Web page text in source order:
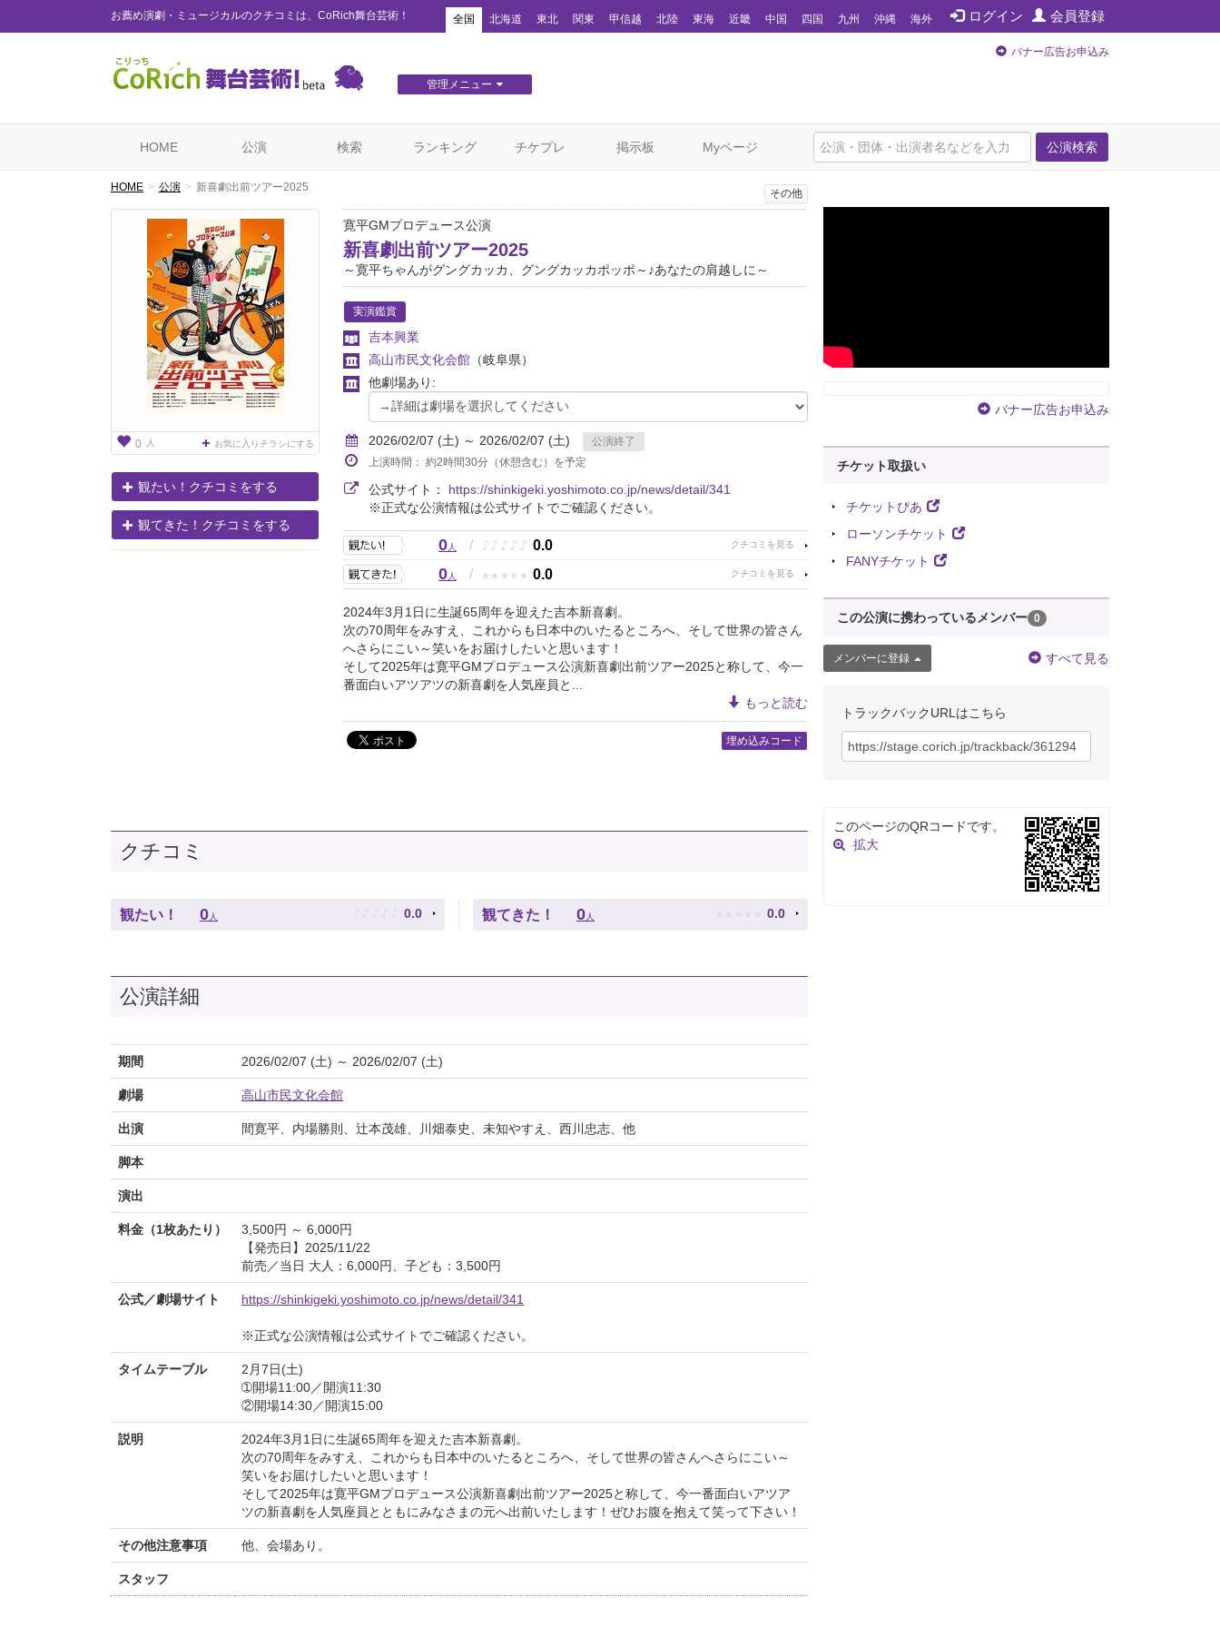
お薦め演劇・ミュージカルのクチコミは、CoRich舞台芸術！ ログイン 会員登録
全国 北海道 東北 関東 甲信越 北陸 東海 近畿 中国 四国 九州 沖縄 海外
管理メニュー
バナー広告お申込み
公演検索
HOME 公演 検索 ランキング チケプレ 掲示板 Myページ
HOME 公演 新喜劇出前ツアー2025
0 人 お気に入りチラシにする
観たい！クチコミをする
観てきた！クチコミをする
その他
寛平GMプロデュース公演
新喜劇出前ツアー2025
～寛平ちゃんがグングカッカ、グングカッカポッポ～♪あなたの肩越しに～
実演鑑賞
吉本興業
高山市民文化会館 （岐阜県）
他劇場あり:
2026/02/07 (土) ～ 2026/02/07 (土)
公演終了
上演時間： 約2時間30分（休憩含む）を予定
公式サイト： https://shinkigeki.yoshimoto.co.jp/news/detail/341
※正式な公演情報は公式サイトでご確認ください。
0人 / ♪ ♪ ♪ ♪ ♪ 0.0
0人 / ★ ★ ★ ★ ★ 0.0
2024年3月1日に生誕65周年を迎えた吉本新喜劇。
次の70周年をみすえ、これからも日本中のいたるところへ、そして世界の皆さん
へさらにこい～笑いをお届けしたいと思います！
そして2025年は寛平GMプロデュース公演新喜劇出前ツアー2025と称して、今一
番面白いアツアツの新喜劇を人気座員と...
もっと読む
埋め込みコード
クチコミ
観たい！ 0 人 ♪ ♪ ♪ ♪ ♪ 0.0 観てきた！ 0 人 ★ ★ ★ ★ ★ 0.0
公演詳細
期間 2026/02/07 (土) ～ 2026/02/07 (土)
劇場 高山市民文化会館
出演 間寛平、内場勝則、辻本茂雄、川畑泰史、未知やすえ、西川忠志、他
脚本
演出
料金（1枚あたり）
3,500円 ～ 6,000円
【発売日】2025/11/22
前売／当日 大人：6,000円、子ども：3,500円
公式／劇場サイト https://shinkigeki.yoshimoto.co.jp/news/detail/341
※正式な公演情報は公式サイトでご確認ください。
タイムテーブル
2月7日(土)
➀開場11:00／開演11:30
②開場14:30／開演15:00
説明
2024年3月1日に生誕65周年を迎えた吉本新喜劇。
次の70周年をみすえ、これからも日本中のいたるところへ、そして世界の皆さんへさらにこい～
笑いをお届けしたいと思います！
そして2025年は寛平GMプロデュース公演新喜劇出前ツアー2025と称して、今一番面白いアツア
ツの新喜劇を人気座員とともにみなさまの元へ出前いたします！ぜひお腹を抱えて笑って下さい！
その他注意事項 他、会場あり。
スタッフ
バナー広告お申込み
チケット取扱い
チケットぴあ
ローソンチケット
FANYチケット
この公演に携わっているメンバー 0
メンバーに登録 すべて見る
トラックバックURLはこちら
このページのQRコードです。
拡大